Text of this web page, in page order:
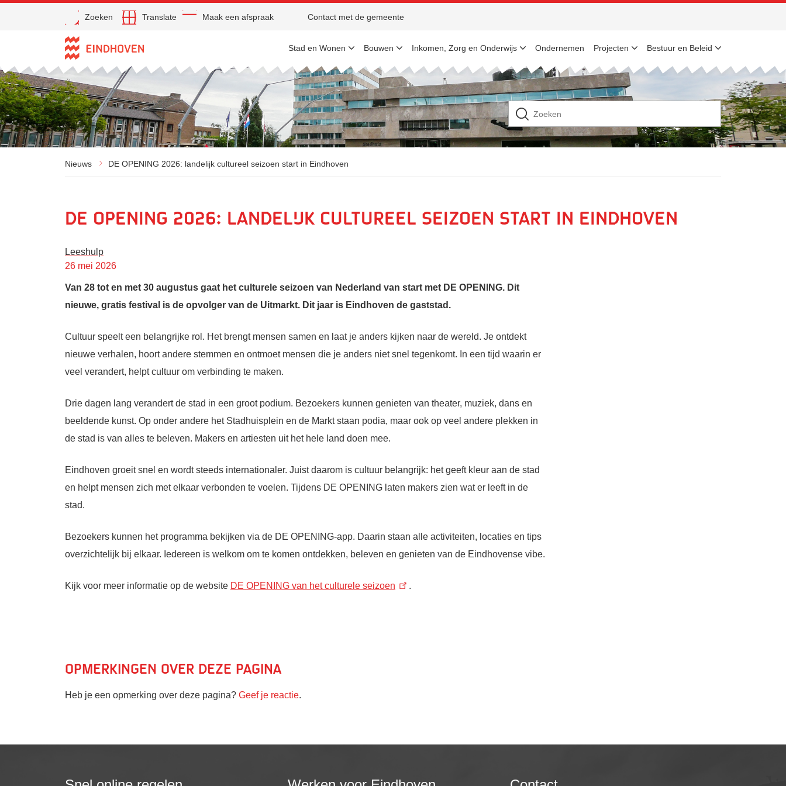
Direct naar de inhoud
Open
Zoeken Translate Maak een afspraak Contact met de gemeente
Stad en Wonen Bouwen Inkomen, Zorg en Onderwijs Ondernemen Projecten Bestuur en Beleid
ben
op
zoek
Nieuws DE OPENING 2026: landelijk cultureel seizoen start in Eindhoven
DE OPENING 2026: landelijk cultureel seizoen start in Eindhoven
Leeshulp
26 mei 2026
Van 28 tot en met 30 augustus gaat het culturele seizoen van Nederland van start met DE OPENING. Dit
nieuwe, gratis festival is de opvolger van de Uitmarkt. Dit jaar is Eindhoven de gaststad.
Cultuur speelt een belangrijke rol. Het brengt mensen samen en laat je anders kijken naar de wereld. Je ontdekt
nieuwe verhalen, hoort andere stemmen en ontmoet mensen die je anders niet snel tegenkomt. In een tijd waarin er
veel verandert, helpt cultuur om verbinding te maken.
Drie dagen lang verandert de stad in een groot podium. Bezoekers kunnen genieten van theater, muziek, dans en
beeldende kunst. Op onder andere het Stadhuisplein en de Markt staan podia, maar ook op veel andere plekken in
de stad is van alles te beleven. Makers en artiesten uit het hele land doen mee.
Eindhoven groeit snel en wordt steeds internationaler. Juist daarom is cultuur belangrijk: het geeft kleur aan de stad
en helpt mensen zich met elkaar verbonden te voelen. Tijdens DE OPENING laten makers zien wat er leeft in de
stad.
Bezoekers kunnen het programma bekijken via de DE OPENING-app. Daarin staan alle activiteiten, locaties en tips
overzichtelijk bij elkaar. Iedereen is welkom om te komen ontdekken, beleven en genieten van de Eindhovense vibe.
Kijk voor meer informatie op de website DE OPENING van het culturele seizoen .
Opmerkingen over deze pagina
Heb je een opmerking over deze pagina? Geef je reactie.